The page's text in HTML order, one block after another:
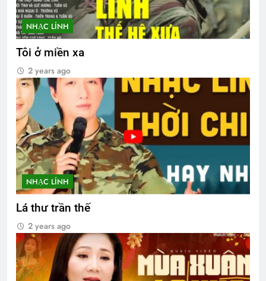
NHẠC LÍNH
Tôi ở miền xa
2 years ago
NHẠC LÍNH
Lá thư trần thế
2 years ago